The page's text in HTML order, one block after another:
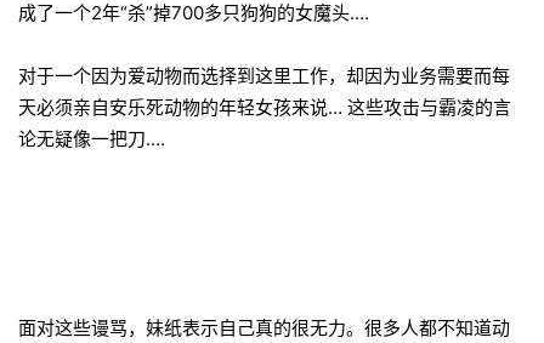
成了一个2年“杀”掉700多只狗狗的女魔头….
对于一个因为爱动物而选择到这里工作，却因为业务需要而每
天必须亲自安乐死动物的年轻女孩来说… 这些攻击与霸凌的言
论无疑像一把刀….
面对这些谩骂，妹纸表示自己真的很无力。很多人都不知道动